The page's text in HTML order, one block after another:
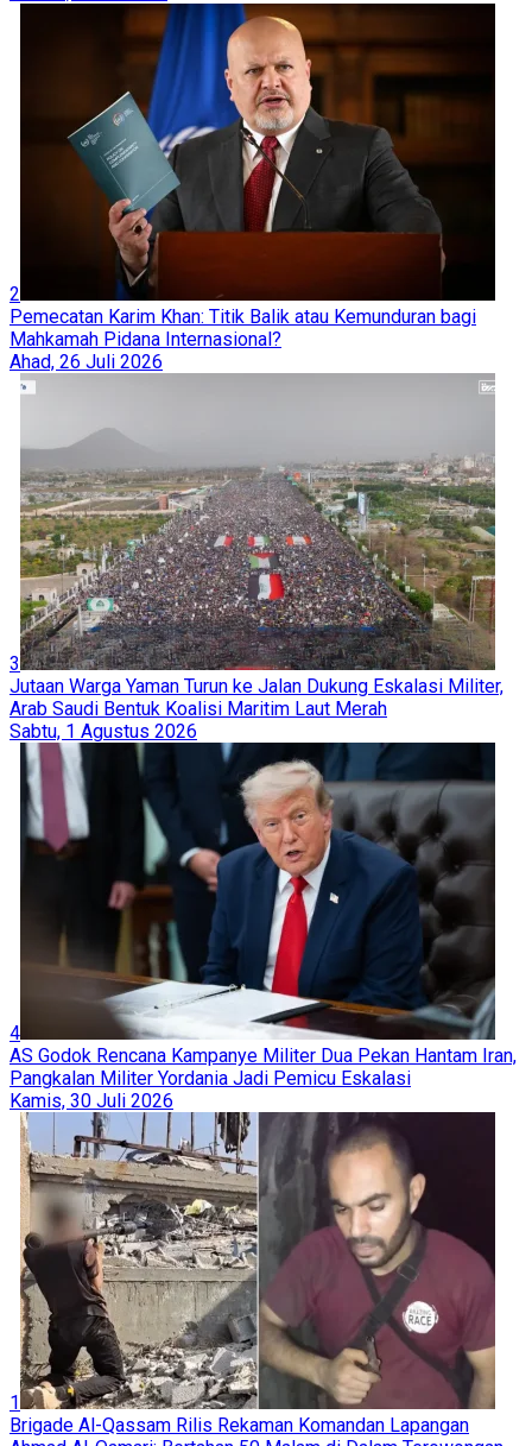
2
Pemecatan Karim Khan: Titik Balik atau Kemunduran bagi
Mahkamah Pidana Internasional?
Ahad, 26 Juli 2026
3
Jutaan Warga Yaman Turun ke Jalan Dukung Eskalasi Militer,
Arab Saudi Bentuk Koalisi Maritim Laut Merah
Sabtu, 1 Agustus 2026
4
AS Godok Rencana Kampanye Militer Dua Pekan Hantam Iran,
Pangkalan Militer Yordania Jadi Pemicu Eskalasi
Kamis, 30 Juli 2026
1
Brigade Al-Qassam Rilis Rekaman Komandan Lapangan